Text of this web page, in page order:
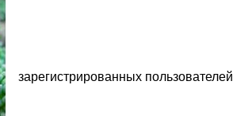
зарегистрированных пользователей